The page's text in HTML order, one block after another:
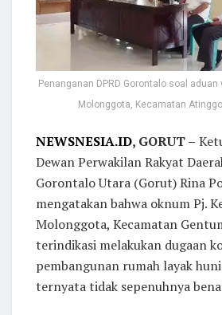
Penanganan DPRD Gorontalo soal aduan
Molonggota, Kecamatan
NEWSNESIA.ID, GORUT –
Dewan Perwakilan Rakyat
Gorontalo Utara (Gorut) Rina
mengatakan bahwa oknum Pj.
Molonggota, Kecamatan
terindikasi melakukan dugaan
pembangunan rumah layak
ternyata tidak sepenuhnya